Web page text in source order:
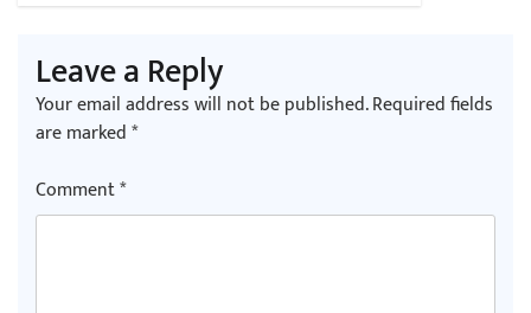
Leave a Reply
Your email address will not be published.Required fields
are marked*
Comment*